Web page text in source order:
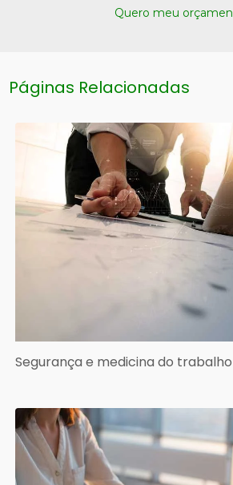
Quero meu
Páginas Relacionadas
Segurança e medicina do